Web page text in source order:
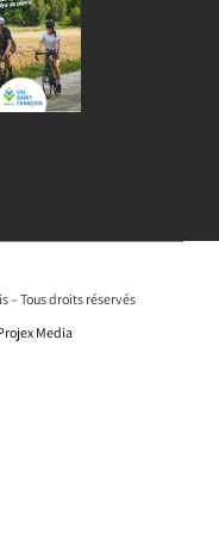
– Tous droits réservés
Media